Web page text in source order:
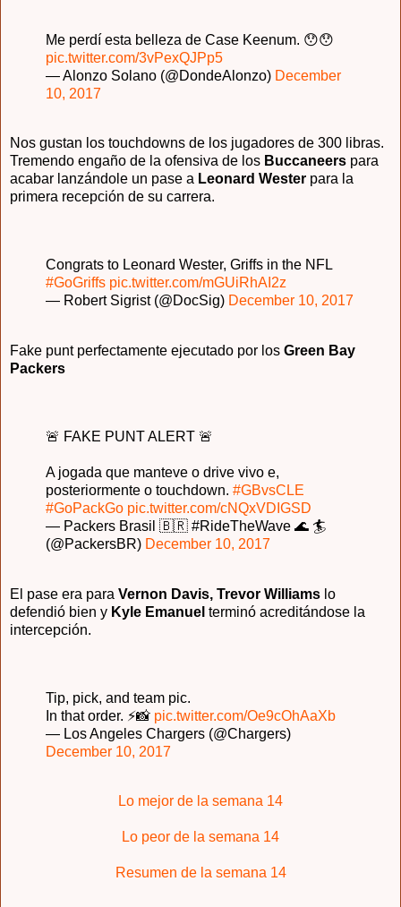
Me perdí esta belleza de Case Keenum. 😯😯
pic.twitter.com/3vPexQJPp5
— Alonzo Solano (@DondeAlonzo) December
10, 2017
Nos gustan los touchdowns de los jugadores de 300 libras.
Tremendo engaño de la ofensiva de los Buccaneers para
acabar lanzándole un pase a Leonard Wester para la
primera recepción de su carrera.
Congrats to Leonard Wester, Griffs in the NFL
#GoGriffs pic.twitter.com/mGUiRhAI2z
— Robert Sigrist (@DocSig) December 10, 2017
Fake punt perfectamente ejecutado por los Green Bay
Packers
🚨 FAKE PUNT ALERT 🚨
A jogada que manteve o drive vivo e,
posteriormente o touchdown. #GBvsCLE
#GoPackGo pic.twitter.com/cNQxVDIGSD
— Packers Brasil 🇧🇷 #RideTheWave 🌊 🏄
(@PackersBR) December 10, 2017
El pase era para Vernon Davis, Trevor Williams lo
defendió bien y Kyle Emanuel terminó acreditándose la
intercepción.
Tip, pick, and team pic.
In that order. ⚡️📸 pic.twitter.com/Oe9cOhAaXb
— Los Angeles Chargers (@Chargers)
December 10, 2017
Lo mejor de la semana 14
Lo peor de la semana 14
Resumen de la semana 14